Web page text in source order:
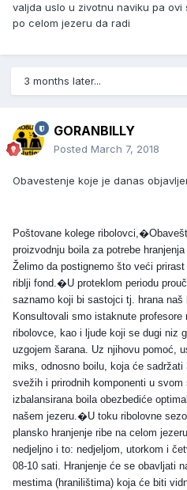
valjda uslo u zivotnu naviku pa
po celom jezeru da radi
3 months later...
GORANBILLY
Posted March 7, 2018
Obavestenje koje je danas
Poštovane kolege
proizvodnju boila za potrebe
Želimo da postignemo što veći
riblji fond.�U proteklom periodu
saznamo koji bi sastojci tj. hrana
Konsultovali smo istaknute
ribolovce, kao i ljude koji se dugi niz
uzgojem šarana. Uz njihovu pomoć,
miks, odnosno boilu, koja će
svežih i prirodnih komponenti u
izbalansirana boila obezbediće
našem jezeru.�U toku ribolovne
plansko hranjenje ribe na celom
nedjeljno i to: nedjeljom, utorkom i
08-10 sati. Hranjenje će se obavljati
mestima (hranilištima) koja će biti